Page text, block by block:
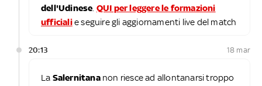
dell'Udinese QUI per leggere le formazioni
ufficialie seguire gli aggiornamenti live del match
20:13 18 mar
La Salernitananon riesce ad allontanarsi troppo